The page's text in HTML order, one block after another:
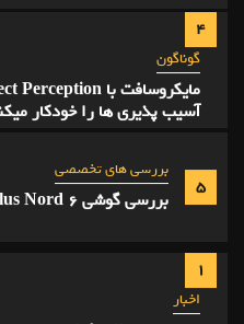
گوناگون
آسیب پذیری ها را خودکار میکند
بررسی های تخصصی
بررسی گوشی OnePlus Nord 6؛ استاندارد خیلی بالا!
اخبار
طولانی برای اسب سرکش